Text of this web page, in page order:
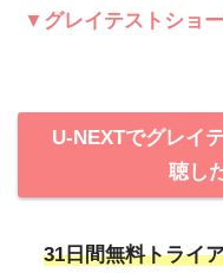
▼グレイテストショ
U-NEXTでグレイ
聴し
31日間無料トライ